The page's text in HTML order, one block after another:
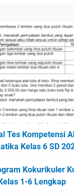
Tes Kompetensi
Kelas 6 SD
Kokurikuler
1-6 Lengkap